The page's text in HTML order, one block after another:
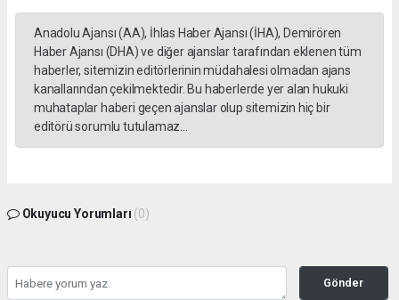
Anadolu Ajansı (AA), İhlas Haber Ajansı (İHA), Demirören
Haber Ajansı (DHA) ve diğer ajanslar tarafından eklenen tüm
haberler, sitemizin editörlerinin müdahalesi olmadan ajans
kanallarından çekilmektedir. Bu haberlerde yer alan hukuki
muhataplar haberi geçen ajanslar olup sitemizin hiç bir
editörü sorumlu tutulamaz...
Okuyucu Yorumları (0)
Gönder